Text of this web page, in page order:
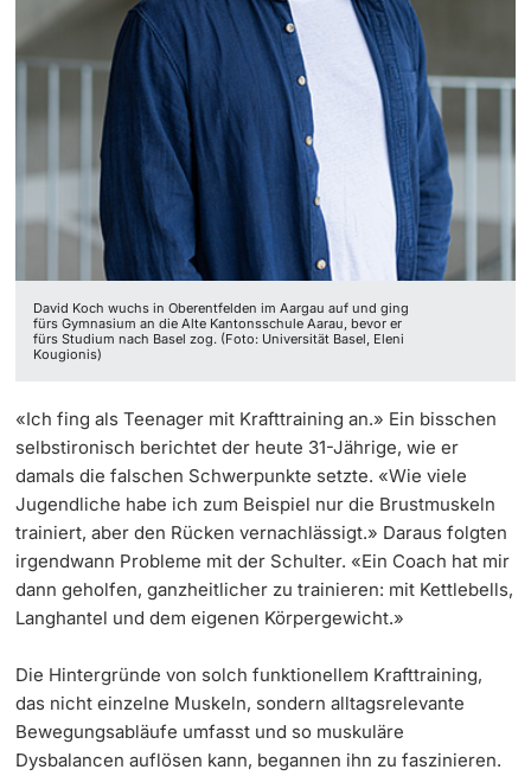
David Koch wuchs in Oberentfelden im Aargau auf und ging
fürs Gymnasium an die Alte Kantonsschule Aarau, bevor er
fürs Studium nach Basel zog. (Foto: Universität Basel, Eleni
Kougionis)
«Ich fing als Teenager mit Krafttraining an.» Ein bisschen
selbstironisch berichtet der heute 31-Jährige, wie er
damals die falschen Schwerpunkte setzte. «Wie viele
Jugendliche habe ich zum Beispiel nur die Brustmuskeln
trainiert, aber den Rücken vernachlässigt.» Daraus folgten
irgendwann Probleme mit der Schulter. «Ein Coach hat mir
dann geholfen, ganzheitlicher zu trainieren: mit Kettlebells,
Langhantel und dem eigenen Körpergewicht.»
Die Hintergründe von solch funktionellem Krafttraining,
das nicht einzelne Muskeln, sondern alltagsrelevante
Bewegungsabläufe umfasst und so muskuläre
Dysbalancen auflösen kann, begannen ihn zu faszinieren.